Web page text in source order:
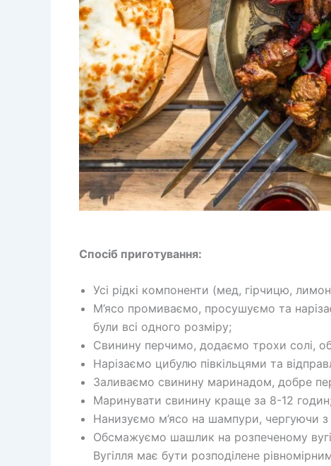
Спосіб приготування:
Усі рідкі компоненти (мед, гірчицю,
М’ясо промиваємо, просушуємо та
були всі одного розміру;
Свинину перчимо, додаємо трохи солі,
Нарізаємо цибулю півкільцями та
Заливаємо свинину маринадом, добре
Маринувати свинину краще за 8-12
Нанизуємо м’ясо на шампури, чергуючи
Обсмажуємо шашлик на розпеченому
Вугілля має бути розподілене